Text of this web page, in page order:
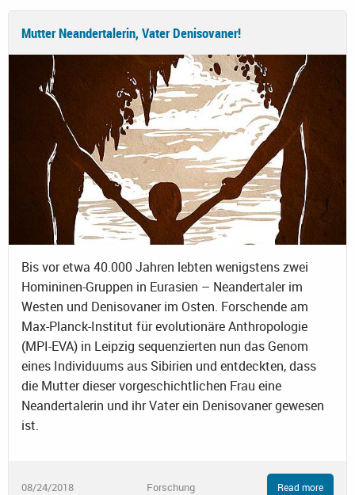
Mutter Neandertalerin, Vater Denisovaner!
Bis vor etwa 40.000 Jahren lebten wenigstens zwei
Homininen-Gruppen in Eurasien – Neandertaler im
Westen und Denisovaner im Osten. Forschende am
Max-Planck-Institut für evolutionäre Anthropologie
(MPI-EVA) in Leipzig sequenzierten nun das Genom
eines Individuums aus Sibirien und entdeckten, dass
die Mutter dieser vorgeschichtlichen Frau eine
Neandertalerin und ihr Vater ein Denisovaner gewesen
ist.
08/24/2018 Forschung Read more